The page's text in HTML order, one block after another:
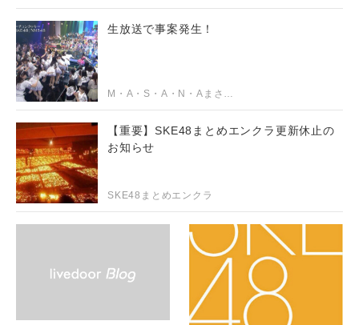
生放送で事案発生！
M・A・S・A・N・Aまさにゃああああああああああ☆ミ
【重要】SKE48まとめエンクラ更新休止の
お知らせ
SKE48まとめエンクラ